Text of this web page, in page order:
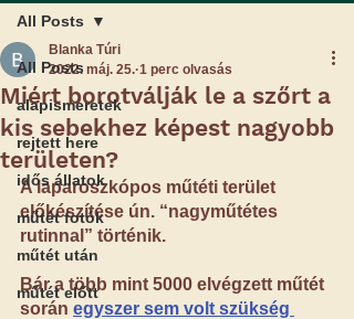
All Posts
alapismeretek
rejtett here
idős állatok
műtét fotók
műtét után
műtét előtt
All Posts
Miért borotválják le a szőrt a
kis sebekhez képest nagyobb
területen?
Blanka Túri
2022. máj. 25. 1 perc olvasás
A laparoszkópos műtéti terület
előkészítése ún. “nagyműtétes
rutinnal” történik.
Bár a több mint 5000 elvégzett műtét
során egyszer sem volt szükség